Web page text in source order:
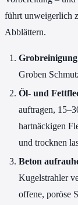
führt unweigerlich
Abblättern.
Groben
Öl- und
auftragen,
hartnäckigen
und trocknen
Beton
Kugelstrahler
offene, poröse